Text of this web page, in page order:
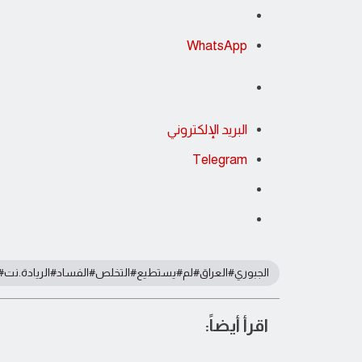
WhatsApp
البريد الإلكتروني
Telegram
اقرأ أيضاً: